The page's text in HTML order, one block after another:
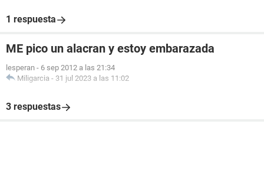
1 respuesta
ME pico un alacran y estoy embarazada
lesperan - 6 sep 2012 a las 21:34
Miligarcia - 31 jul 2023 a las 11:02
3 respuestas